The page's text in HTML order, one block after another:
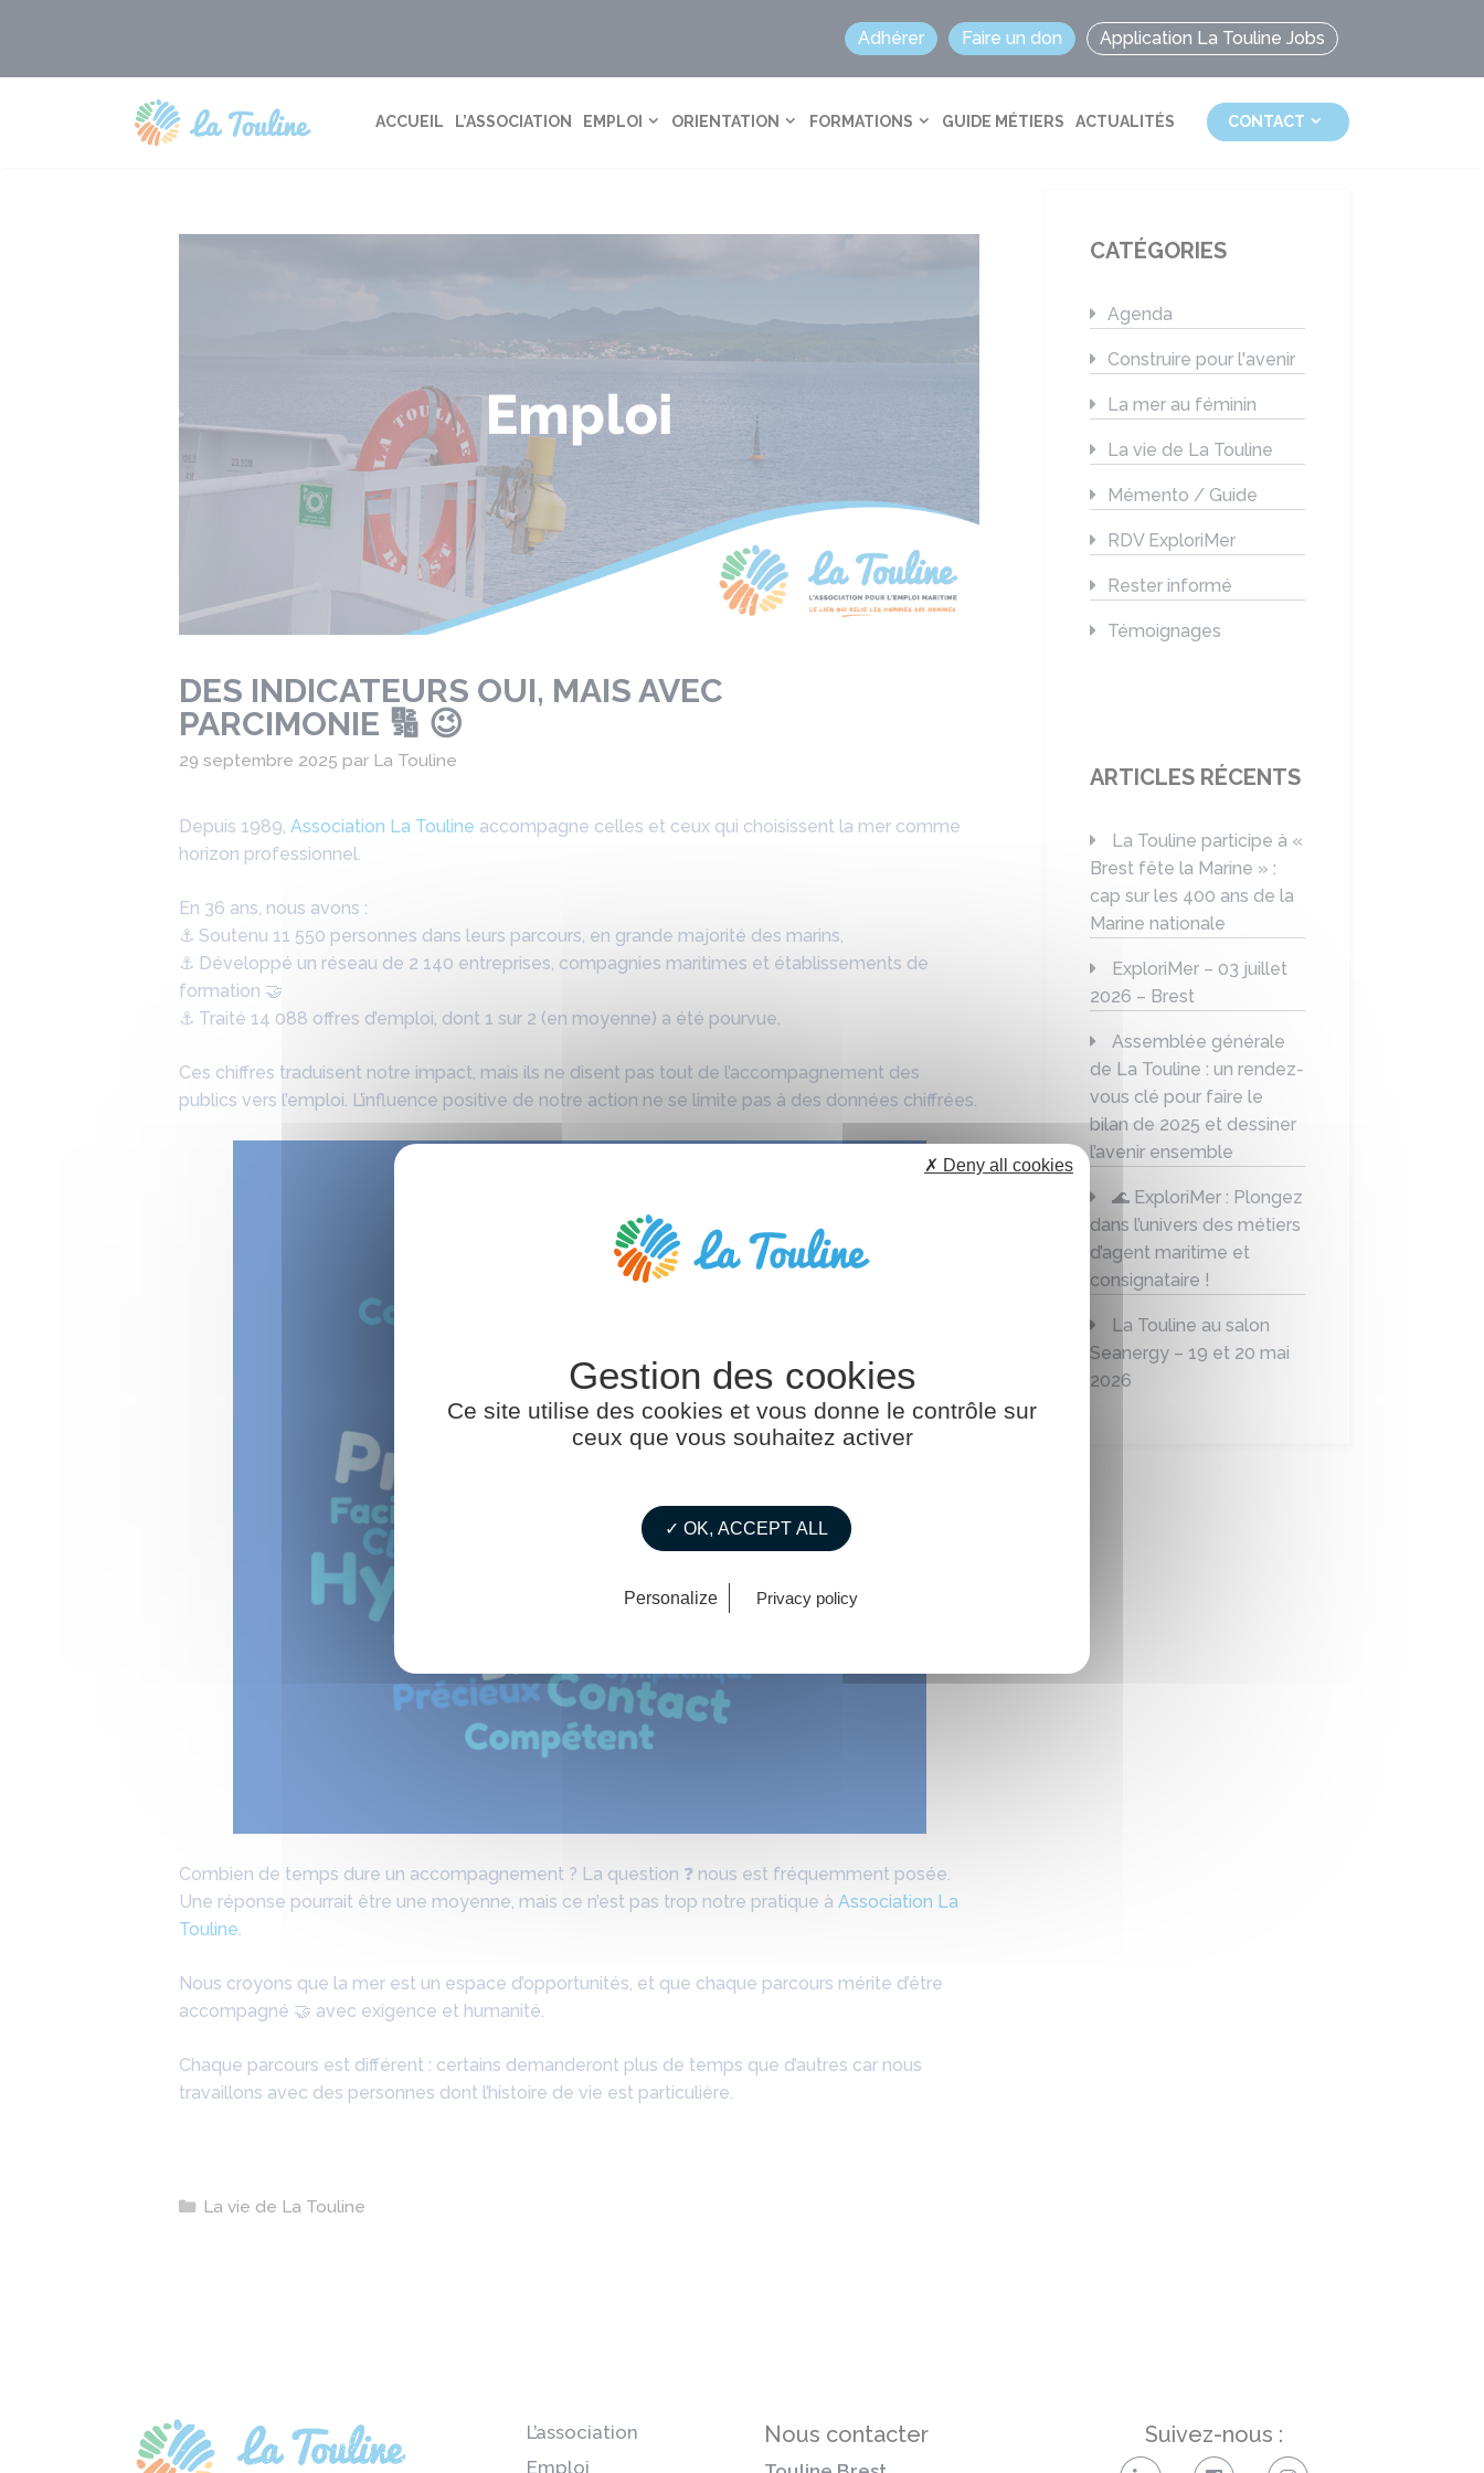
contenu
Adhérer Faire un don Application La Touline Jobs
ACCUEIL L’ASSOCIATION EMPLOI ORIENTATION FORMATIONS GUIDE MÉTIERS ACTUALITÉS CONTACT
DES INDICATEURS OUI, MAIS AVEC
PARCIMONIE 🔢 😉
29 septembre 2025 par La Touline
Depuis 1989, Association La Touline accompagne celles et ceux qui choisissent la mer comme
horizon professionnel.
En 36 ans, nous avons :
⚓ Soutenu 11 550 personnes dans leurs parcours, en grande majorité des marins,
⚓ Développé un réseau de 2 140 entreprises, compagnies maritimes et établissements de
formation 🤝
⚓ Traité 14 088 offres d’emploi, dont 1 sur 2 (en moyenne) a été pourvue.
Ces chiffres traduisent notre impact, mais ils ne disent pas tout de l’accompagnement des
publics vers l’emploi. L’influence positive de notre action ne se limite pas à des données chiffrées.
Combien de temps dure un accompagnement ? La question ❓ nous est fréquemment posée.
Une réponse pourrait être une moyenne, mais ce n’est pas trop notre pratique à Association La
Touline.
Nous croyons que la mer est un espace d’opportunités, et que chaque parcours mérite d’être
accompagné 🤝 avec exigence et humanité.
Chaque parcours est différent : certains demanderont plus de temps que d’autres car nous
travaillons avec des personnes dont l’histoire de vie est particulière.
Catégories
La vie de La Touline
CATÉGORIES
Agenda
Construire pour l'avenir
La mer au féminin
La vie de La Touline
Mémento / Guide
RDV ExploriMer
Rester informé
Témoignages
ARTICLES RÉCENTS
La Touline participe à «
Brest fête la Marine » :
cap sur les 400 ans de la
Marine nationale
ExploriMer – 03 juillet
2026 – Brest
Assemblée générale
de La Touline : un rendez-
vous clé pour faire le
bilan de 2025 et dessiner
l’avenir ensemble
🌊 ExploriMer : Plongez
dans l’univers des métiers
d’agent maritime et
consignataire !
La Touline au salon
Seanergy – 19 et 20 mai
2026
L’association
Emploi
Nous contacter Suivez-nous :
Ce site utilise des cookies et vous donne le contrôle sur
ceux que vous souhaitez activer
✓ OK, ACCEPT ALL
✗ Deny all cookies
Personalize Privacy policy